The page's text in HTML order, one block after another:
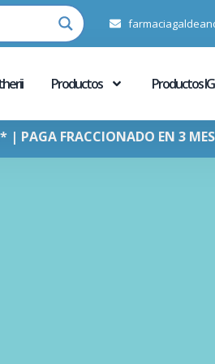
Productos Productos
| PAGA FRACCIONADO EN 3